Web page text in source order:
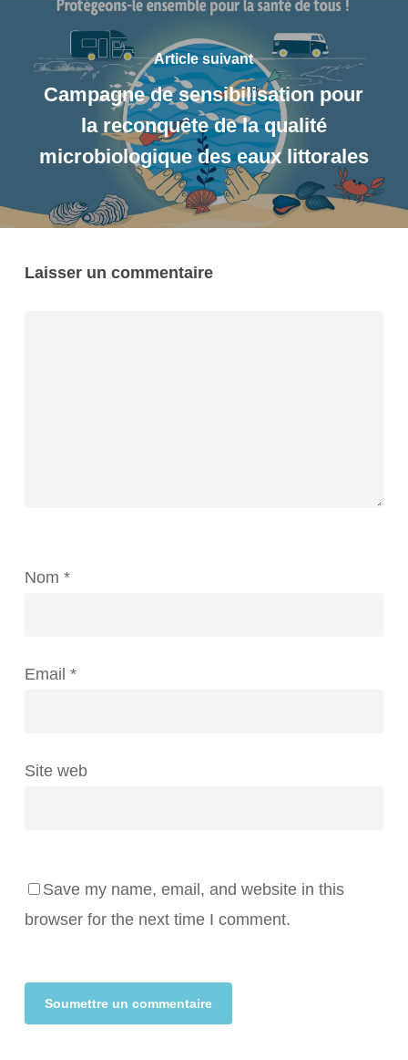
Article suivant
Campagne de sensibilisation pour
la reconquête de la qualité
microbiologique des eaux littorales
Laisser un commentaire
Nom *
Email *
Site web
Save my name, email, and website in this
browser for the next time I comment.